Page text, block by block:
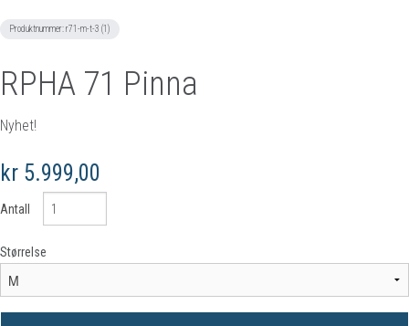
Produktnummer:r71-m-t-3 (1)
RPHA 71 Pinna
Nyhet!
kr 5.999,00
Antall
Størrelse